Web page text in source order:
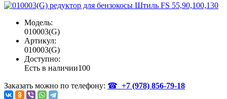
Модель:
010003(G)
Артикул:
010003(G)
Доступно:
Есть в наличии100
Заказать можно по телефону: ☎ +7 (978) 856-79-18